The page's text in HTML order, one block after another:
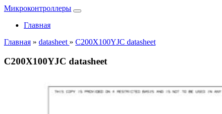
Микроконтроллеры
Главная
Главная » datasheet » C200X100YJC datasheet
C200X100YJC datasheet